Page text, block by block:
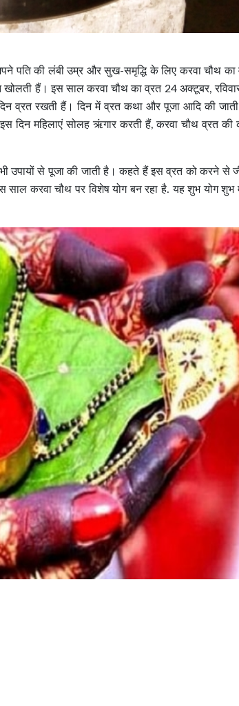
अपने पति की लंबी उम्र और सुख-समृद्धि के लिए करवा चौथ का
हैं। इस साल करवा चौथ का व्रत 24 अक्टूबर,
व्रत रखती हैं। दिन में व्रत कथा और पूजा आदि की
दिन महिलाएं सोलहऋंगारकरती हैं, करवा चौथ व्रत की
उपायों से पूजा की जाती है। कहते हैं इस व्रत को करने से
साल करवा चौथ पर विशेष योग बन रहा है. यह शुभ योग शुभ